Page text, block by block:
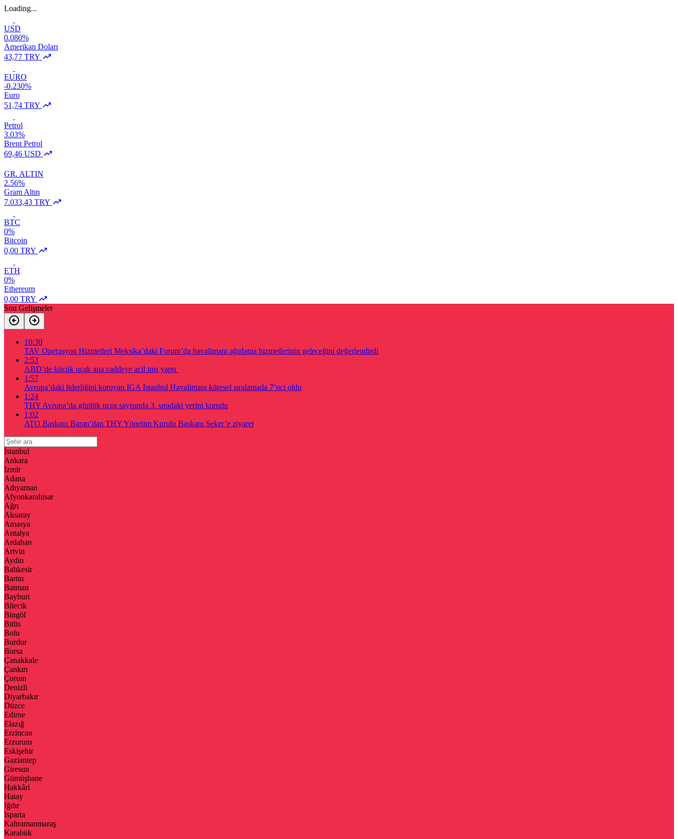
Loading...
USD
0.080%
Amerikan Doları
43,77 TRY
EURO
-0.230%
Euro
51,74 TRY
Petrol
3.03%
Brent Petrol
69,46 USD
GR. ALTIN
2.56%
Gram Altın
7.033,43 TRY
BTC
0%
Bitcoin
0,00 TRY
ETH
0%
Ethereum
0,00 TRY
Son Gelişmeler
10:30
TAV Operasyon Hizmetleri Meksika’daki Forum’da havalimanı ağırlama hizmetlerinin geleceğini değerlendirdi
2:53
ABD’de küçük uçak ana caddeye acil iniş yaptı
1:57
Avrupa’daki liderliğini koruyan İGA İstanbul Havalimanı küresel sıralamada 7’nci oldu
1:24
THY Avrupa’da günlük uçuş sayısında 3. sıradaki yerini korudu
1:02
ATO Başkanı Baran’dan THY Yönetim Kurulu Başkanı Şeker’e ziyaret
İstanbul
Ankara
İzmir
Adana
Adıyaman
Afyonkarahisar
Ağrı
Aksaray
Amasya
Antalya
Ardahan
Artvin
Aydın
Balıkesir
Bartın
Batman
Bayburt
Bilecik
Bingöl
Bitlis
Bolu
Burdur
Bursa
Çanakkale
Çankırı
Çorum
Denizli
Diyarbakır
Düzce
Edirne
Elazığ
Erzincan
Erzurum
Eskişehir
Gaziantep
Giresun
Gümüşhane
Hakkâri
Hatay
Iğdır
Isparta
Kahramanmaraş
Karabük